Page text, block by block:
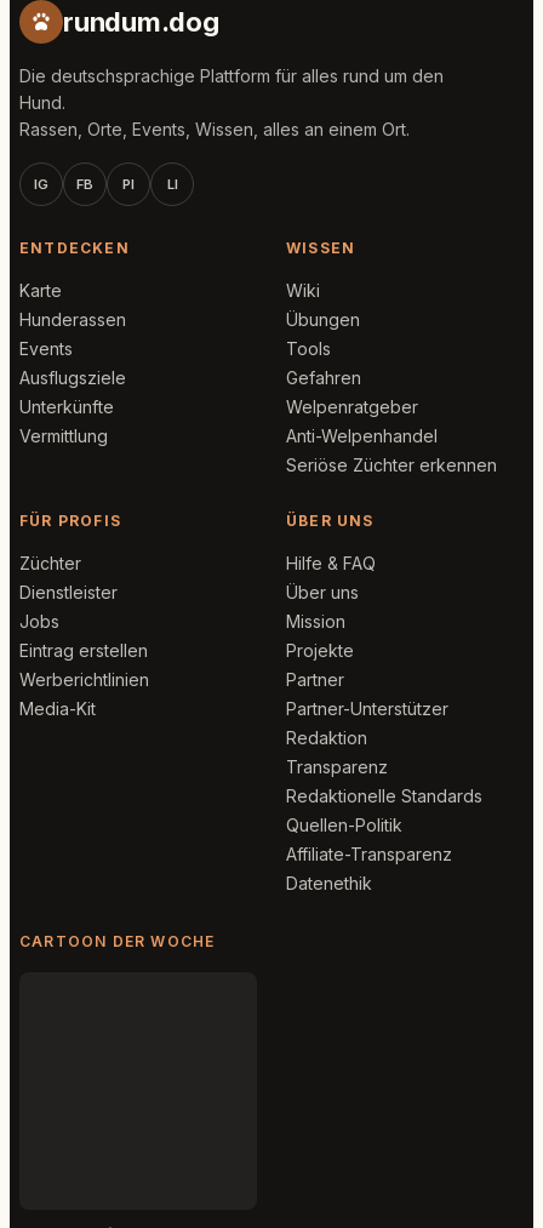
rundum.dog
Die deutschsprachige Plattform für alles rund um den
Hund.
Rassen, Orte, Events, Wissen, alles an einem Ort.
IG FB PI LI
ENTDECKEN
Karte
Hunderassen
Events
Ausflugsziele
Unterkünfte
Vermittlung
WISSEN
Wiki
Übungen
Tools
Gefahren
Welpenratgeber
Anti-Welpenhandel
Seriöse Züchter erkennen
FÜR PROFIS
Züchter
Dienstleister
Jobs
Eintrag erstellen
Werberichtlinien
Media-Kit
ÜBER UNS
Hilfe & FAQ
Über uns
Mission
Projekte
Partner
Partner-Unterstützer
Redaktion
Transparenz
Redaktionelle Standards
Quellen-Politik
Affiliate-Transparenz
Datenethik
CARTOON DER WOCHE